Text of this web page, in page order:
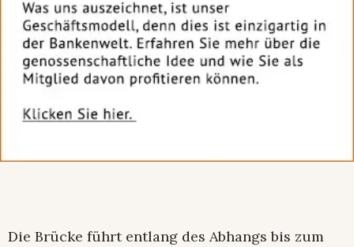
Die Brücke führt entlang des Abhangs bis zum